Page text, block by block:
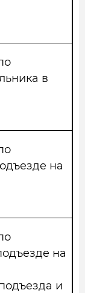
в
на
на
и